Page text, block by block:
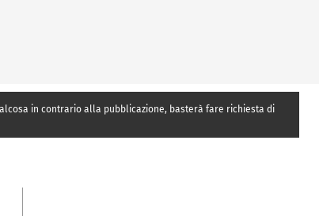
in contrario alla pubblicazione, basterà fare richiesta di